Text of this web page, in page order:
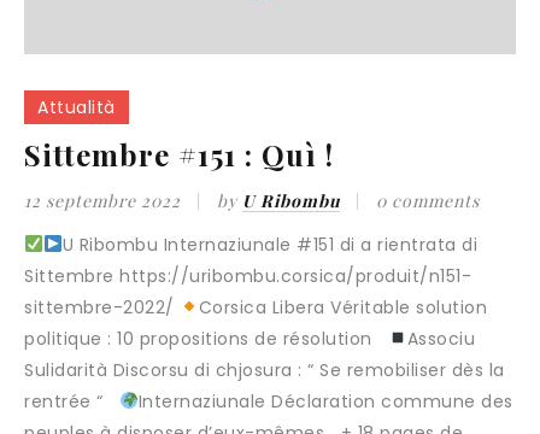
Attualità
Sittembre #151 : Quì !
12 septembre 2022 by U Ribombu 0 comments
U Ribombu Internaziunale #151 di a rientrata di
Sittembre https://uribombu.corsica/produit/n151-
sittembre-2022/
Corsica Libera Véritable solution
politique : 10 propositions de résolution
Associu
Sulidarità Discorsu di chjosura : “ Se remobiliser dès la
rentrée “
Internaziunale Déclaration commune des